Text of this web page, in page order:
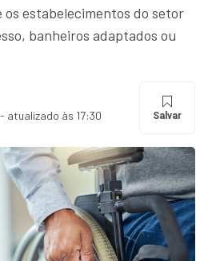
estabelecimentos do setor
banheiros adaptados ou
atualizado às 17:30 Salvar